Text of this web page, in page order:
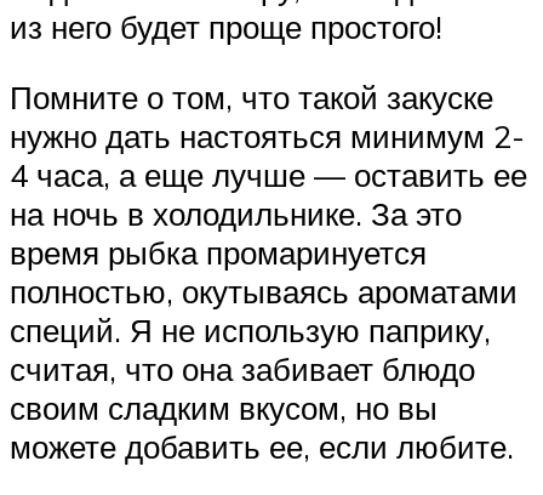
из него будет проще простого!
Помните о том, что такой закуске
нужно дать настояться минимум 2-
4 часа, а еще лучше — оставить ее
на ночь в холодильнике. За это
время рыбка промаринуется
полностью, окутываясь ароматами
специй. Я не использую паприку,
считая, что она забивает блюдо
своим сладким вкусом, но вы
можете добавить ее, если любите.